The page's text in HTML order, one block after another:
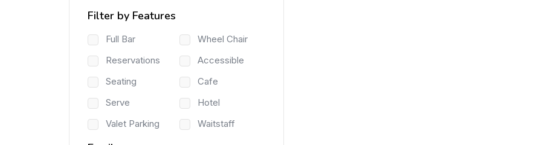
Filter by Features
Full Bar
Wheel Chair
Reservations
Accessible
Seating
Cafe
Serve
Hotel
Valet Parking
Waitstaff